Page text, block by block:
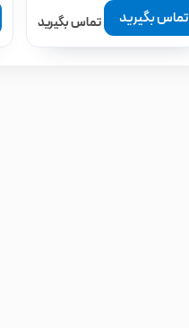
تماس بگیرید تماس بگیرید